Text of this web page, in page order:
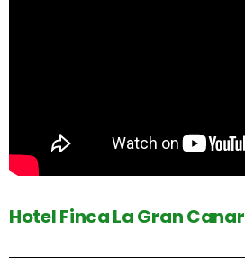
Hotel Finca La Gran